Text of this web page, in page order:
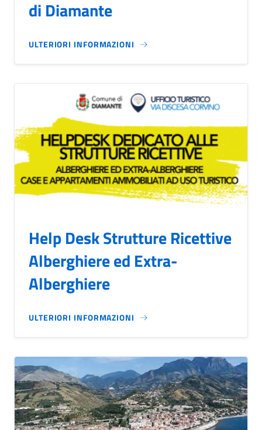
di Diamante
ULTERIORI INFORMAZIONI
Help Desk Strutture Ricettive
Alberghiere ed Extra-
Alberghiere
ULTERIORI INFORMAZIONI